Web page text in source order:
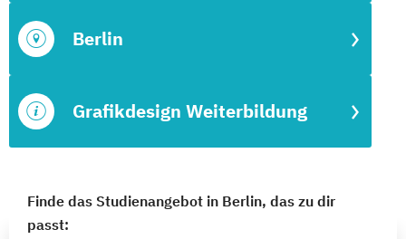
Grafikdesign Weiterbildung
Berlin
Finde das Studienangebot in Berlin, das zu dir
passt: